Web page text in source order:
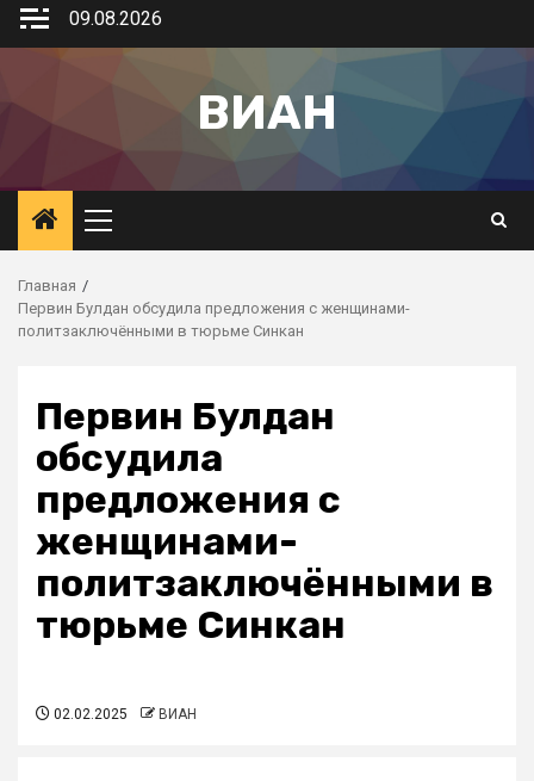
09.08.2026
ВИАН
Главная
Первин Булдан обсудила предложения с женщинами-
политзаключёнными в тюрьме Синкан
Первин Булдан
обсудила
предложения с
женщинами-
политзаключёнными в
тюрьме Синкан
02.02.2025 ВИАН